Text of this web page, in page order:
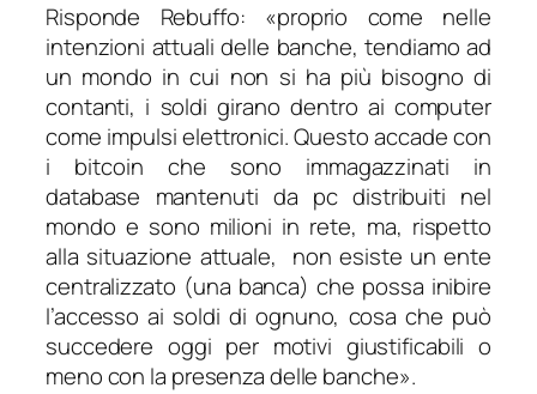
Risponde Rebuffo: «proprio come nelle
intenzioni attuali delle banche, tendiamoad
un mondo in cui non si ha più bisogno di
contanti, i soldi girano dentro ai computer
come impulsi elettronici. Questo accade con
i bitcoin che sono immagazzinati in
database mantenuti da pc distribuiti nel
mondo e sono milioni in rete, ma, rispetto
alla situazione attuale, non esiste un ente
centralizzato (una banca) che possa inibire
l’accesso ai soldi di ognuno, cosa che può
succedere oggi per motivi giustificabili o
meno con la presenza delle banche».